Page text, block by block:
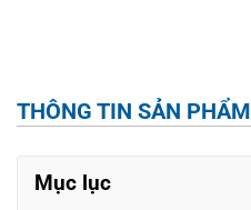
THÔNG TIN SẢN PHẨM
Mục lục